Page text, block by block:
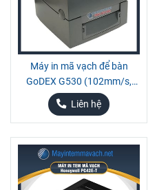
Máy in mã vạch để bàn
GoDEX G530 (102mm/s,
300dpi)
Liên hệ